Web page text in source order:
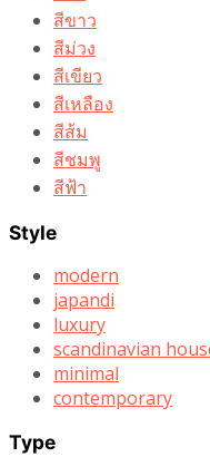
สีขาว
สีม่วง
สีเขียว
สีเหลือง
สีส้ม
สีชมพู
สีฟ้า
Style
modern
japandi
luxury
scandinavian
minimal
contemporary
Type